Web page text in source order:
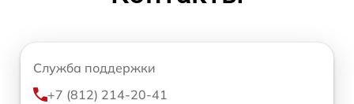
Служба поддержки
+7 (812) 214-20-41